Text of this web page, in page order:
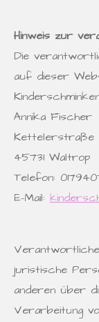
Hinweis zur
Die
auf dieser
Annika Fischer
Kettelerstraße
45731 Waltrop
Telefon:
E-Mail:
juristische
anderen über
Verarbeitung